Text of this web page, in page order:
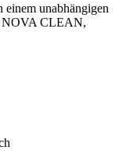
unabhängigen
NOVA CLEAN,